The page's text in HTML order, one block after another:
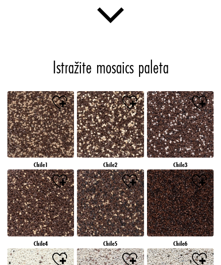
Istražite mosaics paleta
Chile1 Chile2 Chile3
Chile4 Chile5 Chile6